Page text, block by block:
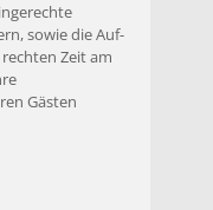
sowie die Auf-
Zeit am
Gästen